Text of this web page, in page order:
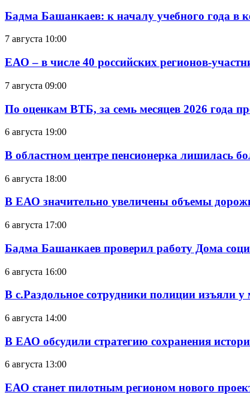
Бадма Башанкаев: к началу учебного года в
7 августа 10:00
ЕАО – в числе 40 российских регионов-
7 августа 09:00
По оценкам ВТБ, за семь месяцев 2026 года
6 августа 19:00
В областном центре пенсионерка лишилась
6 августа 18:00
В ЕАО значительно увеличены объемы
6 августа 17:00
Бадма Башанкаев проверил работу Дома
6 августа 16:00
В с.Раздольное сотрудники полиции изъяли
6 августа 14:00
В ЕАО обсудили стратегию сохранения
6 августа 13:00
ЕАО станет пилотным регионом нового